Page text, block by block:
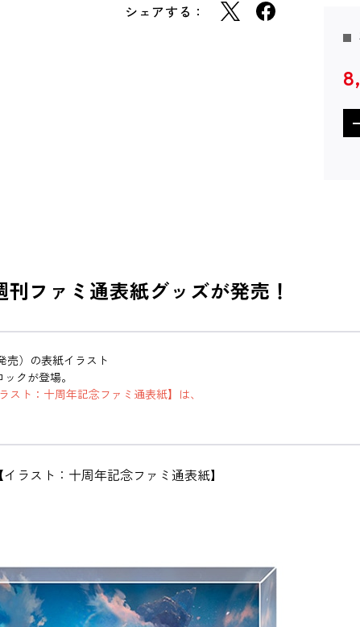
シェアする：
刊ファミ通表紙グッズが発売！
売）の表紙イラスト
クが登場。
ト：十周年記念ファミ通表紙】は、
ラスト：十周年記念ファミ通表紙】